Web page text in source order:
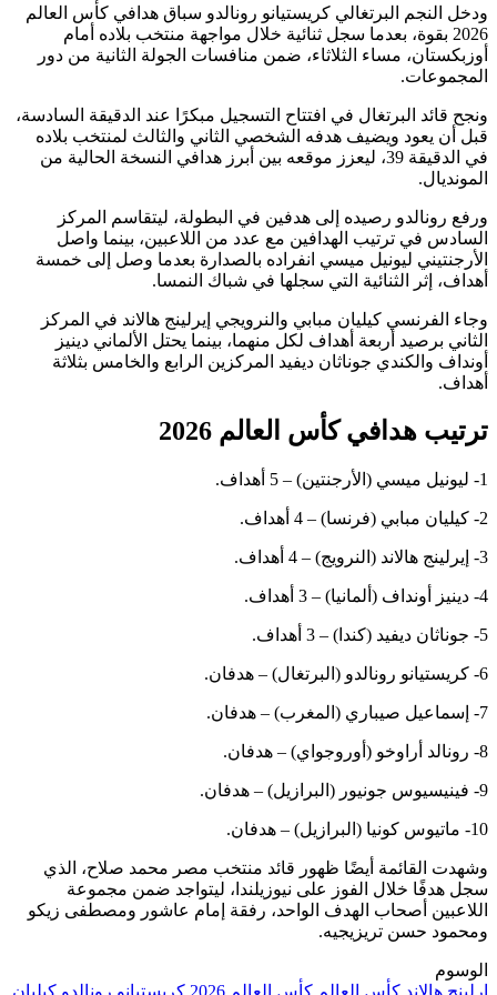
ودخل النجم البرتغالي كريستيانو رونالدو سباق هدافي كأس العالم
2026 بقوة، بعدما سجل ثنائية خلال مواجهة منتخب بلاده أمام
أوزبكستان، مساء الثلاثاء، ضمن منافسات الجولة الثانية من دور
المجموعات.
ونجح قائد البرتغال في افتتاح التسجيل مبكرًا عند الدقيقة السادسة،
قبل أن يعود ويضيف هدفه الشخصي الثاني والثالث لمنتخب بلاده
في الدقيقة 39، ليعزز موقعه بين أبرز هدافي النسخة الحالية من
المونديال.
ورفع رونالدو رصيده إلى هدفين في البطولة، ليتقاسم المركز
السادس في ترتيب الهدافين مع عدد من اللاعبين، بينما واصل
الأرجنتيني ليونيل ميسي انفراده بالصدارة بعدما وصل إلى خمسة
أهداف، إثر الثنائية التي سجلها في شباك النمسا.
وجاء الفرنسي كيليان مبابي والنرويجي إيرلينج هالاند في المركز
الثاني برصيد أربعة أهداف لكل منهما، بينما يحتل الألماني دينيز
أونداف والكندي جوناثان ديفيد المركزين الرابع والخامس بثلاثة
أهداف.
ترتيب هدافي كأس العالم 2026
1- ليونيل ميسي (الأرجنتين) – 5 أهداف.
2- كيليان مبابي (فرنسا) – 4 أهداف.
3- إيرلينج هالاند (النرويج) – 4 أهداف.
4- دينيز أونداف (ألمانيا) – 3 أهداف.
5- جوناثان ديفيد (كندا) – 3 أهداف.
6- كريستيانو رونالدو (البرتغال) – هدفان.
7- إسماعيل صيباري (المغرب) – هدفان.
8- رونالد أراوخو (أوروجواي) – هدفان.
9- فينيسيوس جونيور (البرازيل) – هدفان.
10- ماتيوس كونيا (البرازيل) – هدفان.
وشهدت القائمة أيضًا ظهور قائد منتخب مصر محمد صلاح، الذي
سجل هدفًا خلال الفوز على نيوزيلندا، ليتواجد ضمن مجموعة
اللاعبين أصحاب الهدف الواحد، رفقة إمام عاشور ومصطفى زيكو
ومحمود حسن تريزيجيه.
الوسوم
إرلينج هالاند كأس العالم كأس العالم 2026 كريستيانو رونالدو كيليان